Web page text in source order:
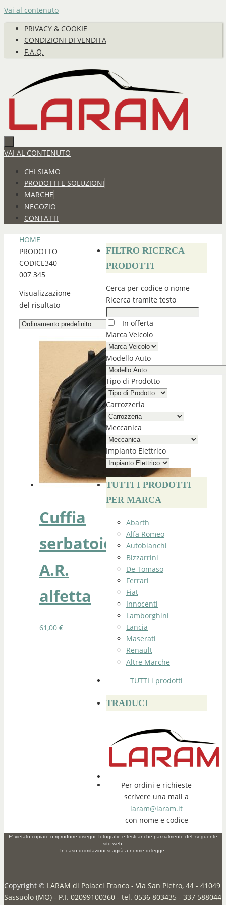
Vai al contenuto
PRIVACY & COOKIE
CONDIZIONI DI VENDITA
F.A.Q.
VAI AL CONTENUTO
CHI SIAMO
PRODOTTI E SOLUZIONI
MARCHE
NEGOZIO
CONTATTI
HOME
PRODOTTO
CODICE340
007 345
Visualizzazione
del risultato
Cuffia
serbatoio
A.R.
alfetta
61,00 €
FILTRO RICERCA
PRODOTTI
Cerca per codice o nome
Ricerca tramite testo
In offerta
Marca Veicolo
Modello Auto
Tipo di Prodotto
Carrozzeria
Meccanica
Impianto Elettrico
TUTTI I PRODOTTI
PER MARCA
Abarth
Alfa Romeo
Autobianchi
Bizzarrini
De Tomaso
Ferrari
Fiat
Innocenti
Lamborghini
Lancia
Maserati
Renault
Altre Marche
TUTTI i prodotti
TRADUCI
Per ordini e richieste
scrivere una mail a
laram@laram.it
con nome e codice
E' vietato copiare o riprodurre disegni, fotografie e testi anche parzialmente del seguente
sito web.
In caso di imitazioni si agirà a norme di legge.
Copyright © LARAM di Polacci Franco - Via San Pietro, 44 - 41049
Sassuolo (MO) - P.I. 02099100360 - tel. 0536 803435 - 337 588044